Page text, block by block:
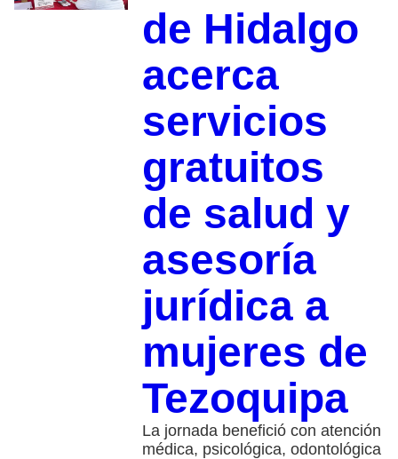
de Hidalgo
acerca
servicios
gratuitos
de salud y
asesoría
jurídica a
mujeres de
Tezoquipa
La jornada benefició con atención
médica, psicológica, odontológica